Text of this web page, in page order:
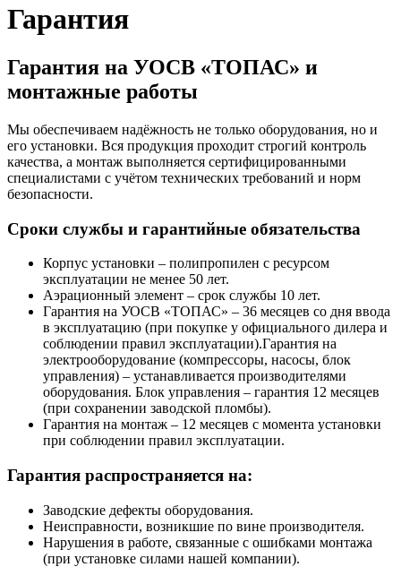
Гарантия
Гарантия на УОСВ «ТОПАС» и
монтажные работы
Мы обеспечиваем надёжность не только оборудования, но и
его установки. Вся продукция проходит строгий контроль
качества, а монтаж выполняется сертифицированными
специалистами с учётом технических требований и норм
безопасности.
Сроки службы и гарантийные обязательства
Корпус установки – полипропилен с ресурсом
эксплуатации не менее 50 лет.
Аэрационный элемент – срок службы 10 лет.
Гарантия на УОСВ «ТОПАС» – 36 месяцев со дня ввода
в эксплуатацию (при покупке у официального дилера и
соблюдении правил эксплуатации).Гарантия на
электрооборудование (компрессоры, насосы, блок
управления) – устанавливается производителями
оборудования. Блок управления – гарантия 12 месяцев
(при сохранении заводской пломбы).
Гарантия на монтаж – 12 месяцев с момента установки
при соблюдении правил эксплуатации.
Гарантия распространяется на:
Заводские дефекты оборудования.
Неисправности, возникшие по вине производителя.
Нарушения в работе, связанные с ошибками монтажа
(при установке силами нашей компании).